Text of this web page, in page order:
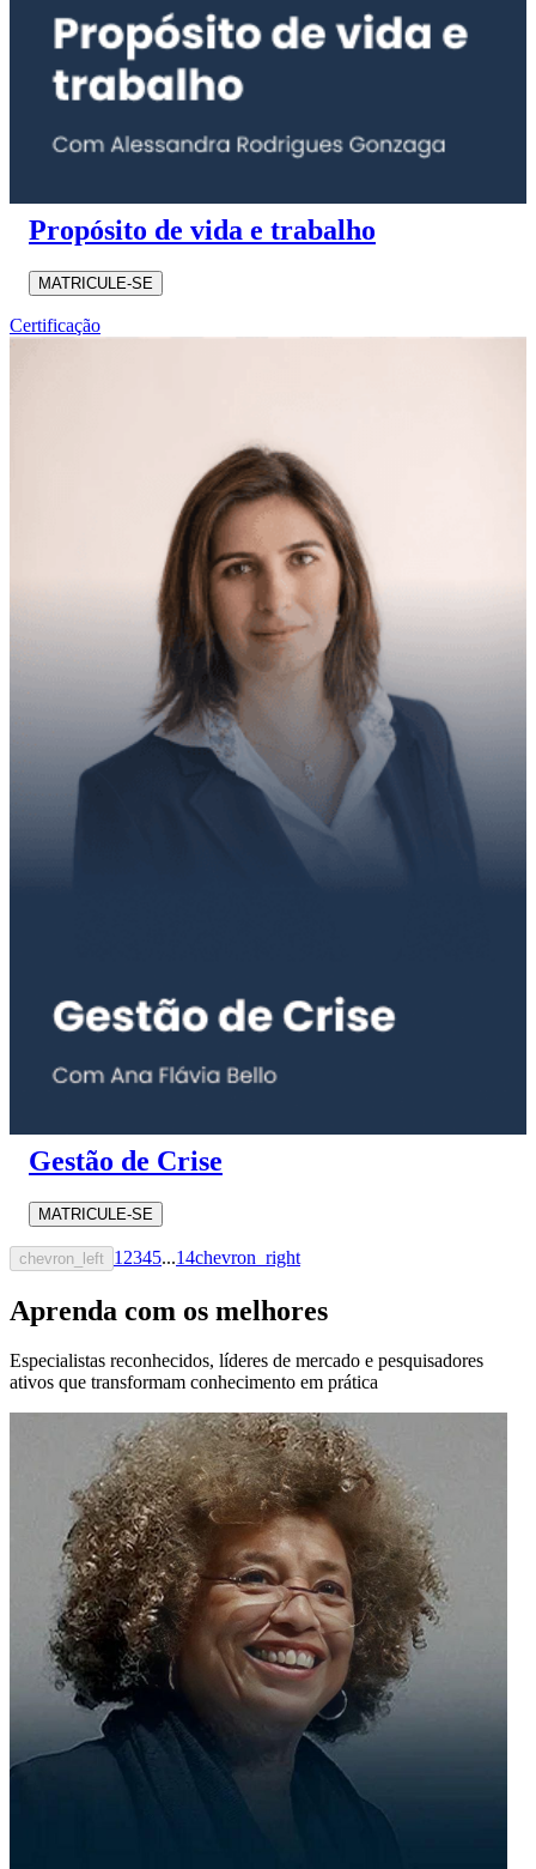
Propósito de vida e trabalho
MATRICULE-SE
Certificação
Gestão de Crise
MATRICULE-SE
chevron_left 1 2345...14chevron_right
Aprenda com os melhores
Especialistas reconhecidos, líderes de mercado e pesquisadores
ativos que transformam conhecimento em prática